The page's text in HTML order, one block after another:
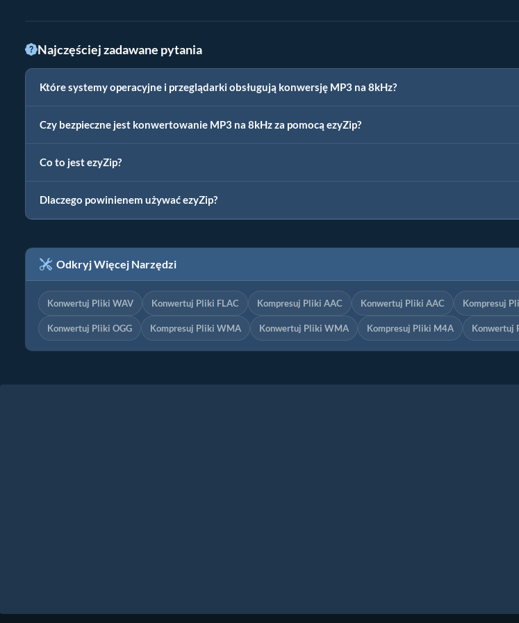
Najczęściej zadawane pytania
Które systemy operacyjne i przeglądarki obsługują konwersję MP3 na 8kHz?
Czy bezpieczne jest konwertowanie MP3 na 8kHz za pomocą ezyZip?
Co to jest ezyZip?
Dlaczego powinienem używać ezyZip?
Odkryj Więcej Narzędzi
Konwertuj Pliki WAV Konwertuj Pliki FLAC Kompresuj Pliki AAC Konwertuj Pliki AAC Kompresuj
Konwertuj Pliki OGG Kompresuj Pliki WMA Konwertuj Pliki WMA Kompresuj Pliki M4A Konwertuj